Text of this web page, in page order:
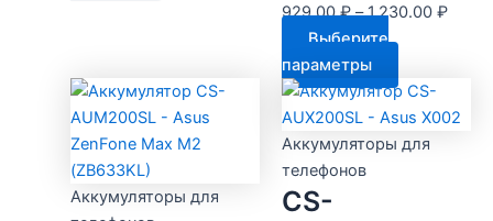
929.00₽–1,230.00 ₽
Выберите
параметры
товар
имеет
несколько
Аккумуляторы для
Аккумуляторы для
телефонов
CS-